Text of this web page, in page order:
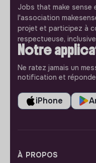
Jobs that make
l'association
projet et participez à
respectueuse,
Notre
Ne ratez jamais un
notification et
iPhone
À PROPOS